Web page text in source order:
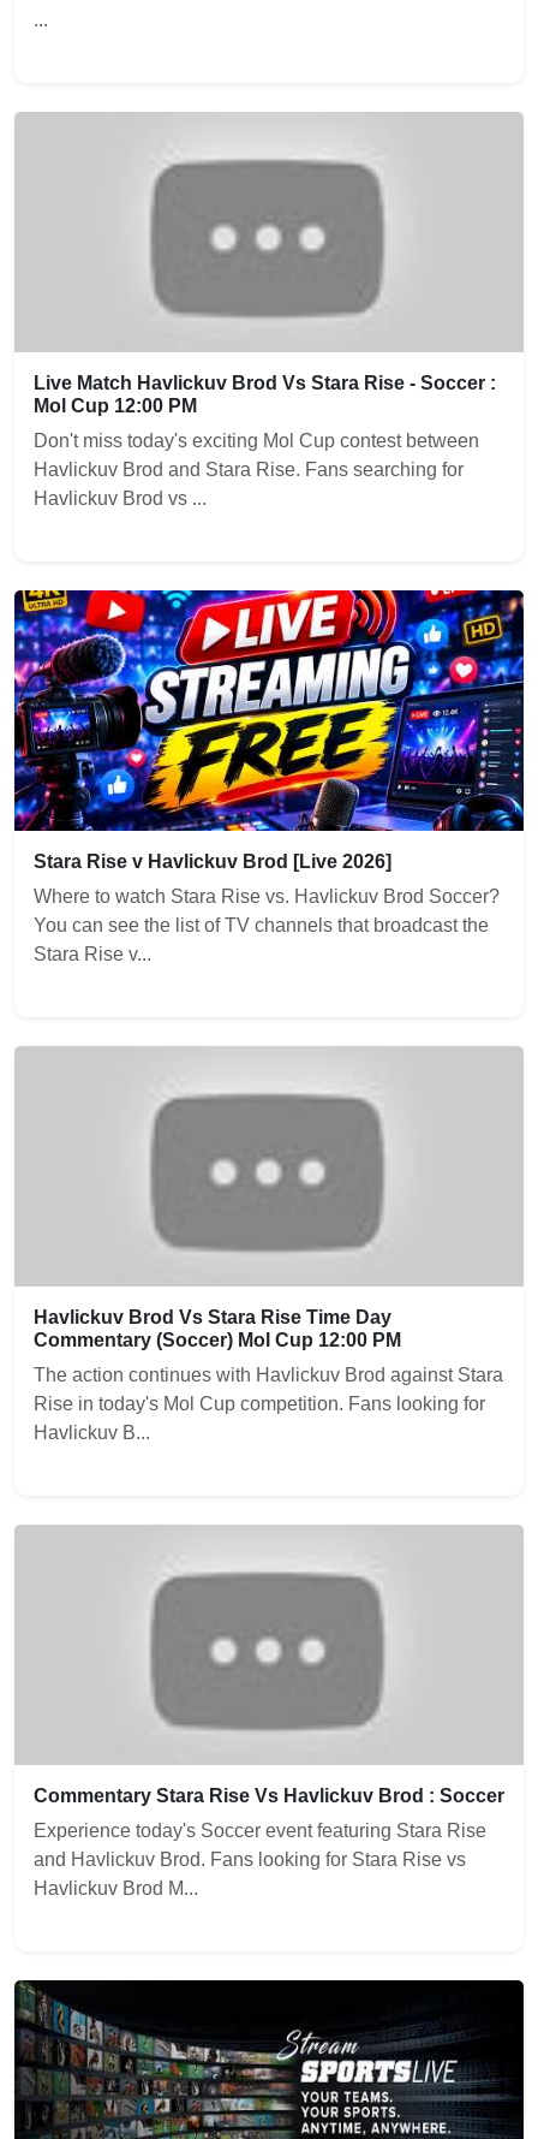
...
Live Match Havlickuv Brod Vs Stara Rise - Soccer :
Mol Cup 12:00 PM
Don't miss today's exciting Mol Cup contest between
Havlickuv Brod and Stara Rise. Fans searching for
Havlickuv Brod vs ...
Stara Rise v Havlickuv Brod [Live 2026]
Where to watch Stara Rise vs. Havlickuv Brod Soccer?
You can see the list of TV channels that broadcast the
Stara Rise v...
Havlickuv Brod Vs Stara Rise Time Day
Commentary (Soccer) Mol Cup 12:00 PM
The action continues with Havlickuv Brod against Stara
Rise in today's Mol Cup competition. Fans looking for
Havlickuv B...
Commentary Stara Rise Vs Havlickuv Brod : Soccer
Experience today's Soccer event featuring Stara Rise
and Havlickuv Brod. Fans looking for Stara Rise vs
Havlickuv Brod M...